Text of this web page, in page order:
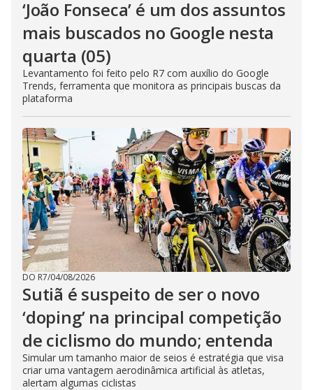
‘João Fonseca’ é um dos assuntos
mais buscados no Google nesta
quarta (05)
Levantamento foi feito pelo R7 com auxílio do Google
Trends, ferramenta que monitora as principais buscas da
plataforma
DO R7/04/08/2026
Sutiã é suspeito de ser o novo
‘doping’ na principal competição
de ciclismo do mundo; entenda
Simular um tamanho maior de seios é estratégia que visa
criar uma vantagem aerodinâmica artificial às atletas,
alertam algumas ciclistas